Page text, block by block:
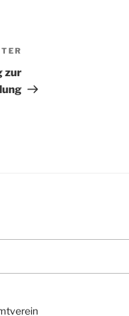
Beitrag
zur